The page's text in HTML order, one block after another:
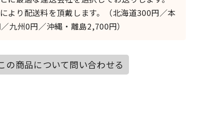
より配送料を頂戴します。（北海道300円／本
九州0円／沖縄・離島2,700円）
の商品について問い合わせる